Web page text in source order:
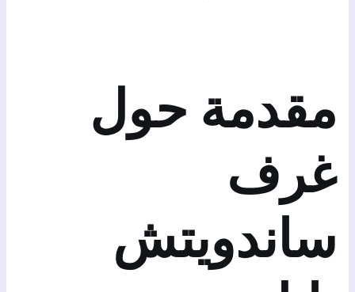
مقدمة حول
غرف
ساندويتش